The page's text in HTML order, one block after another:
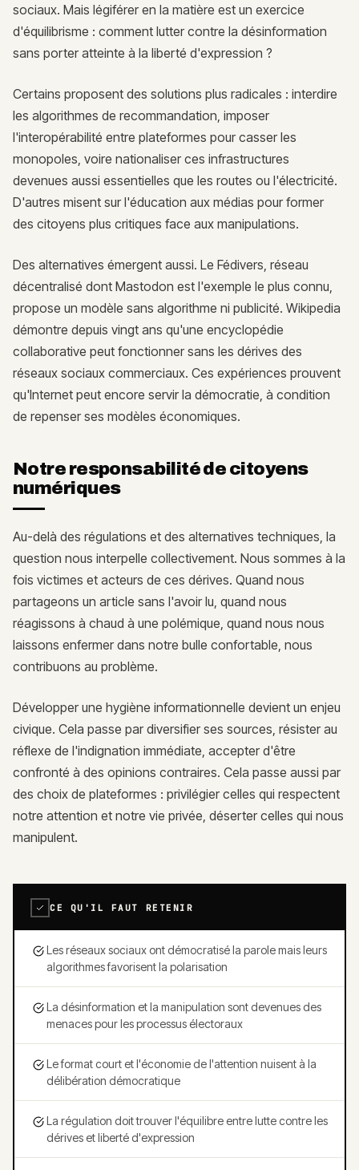
sociaux. Mais légiférer en la matière est un exercice
d'équilibrisme : comment lutter contre la désinformation
sans porter atteinte à la liberté d'expression ?
Certains proposent des solutions plus radicales : interdire
les algorithmes de recommandation, imposer
l'interopérabilité entre plateformes pour casser les
monopoles, voire nationaliser ces infrastructures
devenues aussi essentielles que les routes ou l'électricité.
D'autres misent sur l'éducation aux médias pour former
des citoyens plus critiques face aux manipulations.
Des alternatives émergent aussi. Le Fédivers, réseau
décentralisé dont Mastodon est l'exemple le plus connu,
propose un modèle sans algorithme ni publicité. Wikipedia
démontre depuis vingt ans qu'une encyclopédie
collaborative peut fonctionner sans les dérives des
réseaux sociaux commerciaux. Ces expériences prouvent
qu'Internet peut encore servir la démocratie, à condition
de repenser ses modèles économiques.
Notre responsabilité de citoyens
numériques
Au-delà des régulations et des alternatives techniques, la
question nous interpelle collectivement. Nous sommes à la
fois victimes et acteurs de ces dérives. Quand nous
partageons un article sans l'avoir lu, quand nous
réagissons à chaud à une polémique, quand nous nous
laissons enfermer dans notre bulle confortable, nous
contribuons au problème.
Développer une hygiène informationnelle devient un enjeu
civique. Cela passe par diversifier ses sources, résister au
réflexe de l'indignation immédiate, accepter d'être
confronté à des opinions contraires. Cela passe aussi par
des choix de plateformes : privilégier celles qui respectent
notre attention et notre vie privée, déserter celles qui nous
manipulent.
CE QU'IL FAUT RETENIR
Les réseaux sociaux ont démocratisé la parole mais leurs
algorithmes favorisent la polarisation
La désinformation et la manipulation sont devenues des
menaces pour les processus électoraux
Le format court et l'économie de l'attention nuisent à la
délibération démocratique
La régulation doit trouver l'équilibre entre lutte contre les
dérives et liberté d'expression